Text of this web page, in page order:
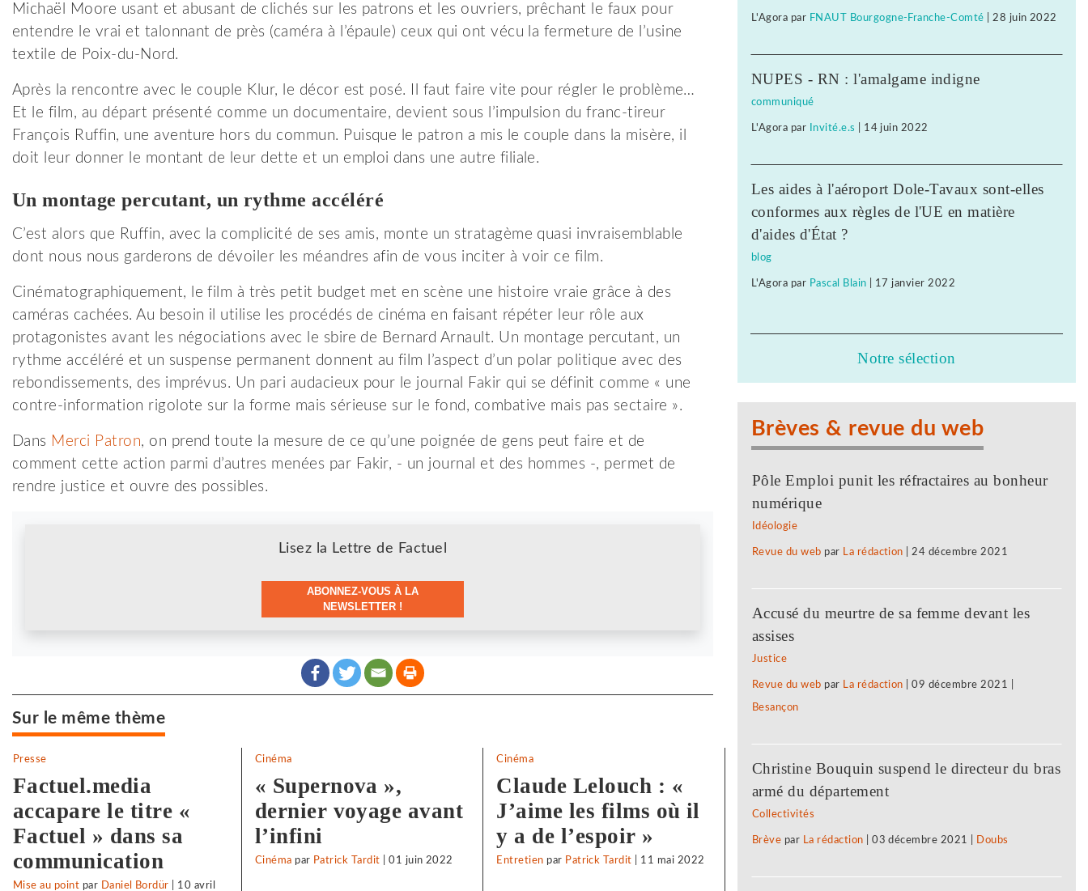
Michaël Moore usant et abusant de clichés sur les patrons et les ouvriers, prêchant le faux pour
entendre le vrai et talonnant de près (caméra à l’épaule) ceux qui ont vécu la fermeture de l’usine
textile de Poix-du-Nord.
Après la rencontre avec le couple Klur, le décor est posé. Il faut faire vite pour régler le problème…
Et le film, au départ présenté comme un documentaire, devient sous l’impulsion du franc-tireur
François Ruffin, une aventure hors du commun. Puisque le patron a mis le couple dans la misère, il
doit leur donner le montant de leur dette et un emploi dans une autre filiale.
Un montage percutant, un rythme accéléré
C’est alors que Ruffin, avec la complicité de ses amis, monte un stratagème quasi invraisemblable
dont nous nous garderons de dévoiler les méandres afin de vous inciter à voir ce film.
Cinématographiquement, le film à très petit budget met en scène une histoire vraie grâce à des
caméras cachées. Au besoin il utilise les procédés de cinéma en faisant répéter leur rôle aux
protagonistes avant les négociations avec le sbire de Bernard Arnault. Un montage percutant, un
rythme accéléré et un suspense permanent donnent au film l’aspect d’un polar politique avec des
rebondissements, des imprévus. Un pari audacieux pour le journal Fakir qui se définit comme « une
contre-information rigolote sur la forme mais sérieuse sur le fond, combative mais pas sectaire ».
Dans Merci Patron, on prend toute la mesure de ce qu’une poignée de gens peut faire et de
comment cette action parmi d’autres menées par Fakir, - un journal et des hommes -, permet de
rendre justice et ouvre des possibles.
Lisez la Lettre de Factuel
ABONNEZ-VOUS À LA
NEWSLETTER !
Sur le même thème
Presse
Factuel.media
accapare le titre «
Factuel » dans sa
communication
Mise au point par Daniel Bordür 10 avril
Cinéma
« Supernova »,
dernier voyage avant
l’infini
Cinéma par Patrick Tardit |01 juin 2022
Cinéma
Claude Lelouch : «
J’aime les films où il
y a de l’espoir »
Entretien par Patrick Tardit 11 mai 2022
L'Agora par FNAUT Bourgogne-Franche-Comté 28 juin 2022
NUPES - RN : l'amalgame indigne
communiqué
L'Agora par Invité.e.s 14 juin 2022
Les aides à l'aéroport Dole-Tavaux sont-elles
conformes aux règles de l'UE en matière
d'aides d'État ?
blog
L'Agora par Pascal Blain 17 janvier 2022
Notre sélection
Brèves & revue du web
Pôle Emploi punit les réfractaires au bonheur
numérique
Idéologie
Revue du web par La rédaction 24 décembre 2021
Accusé du meurtre de sa femme devant les
assises
Justice
Revue du web par La rédaction |09 décembre 2021
Besançon
Christine Bouquin suspend le directeur du bras
armé du département
Collectivités
Brève par La rédaction |03 décembre 2021 Doubs